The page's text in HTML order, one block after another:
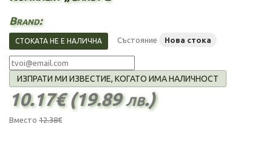
Brand:
СТОКАТА НЕ Е НАЛИЧНА Състояние Нова стока
ИЗПРАТИ МИ ИЗВЕСТИЕ, КОГАТО ИМА НАЛИЧНОСТ
10.17€ (19.89 лв.)
Вместо 12.38€